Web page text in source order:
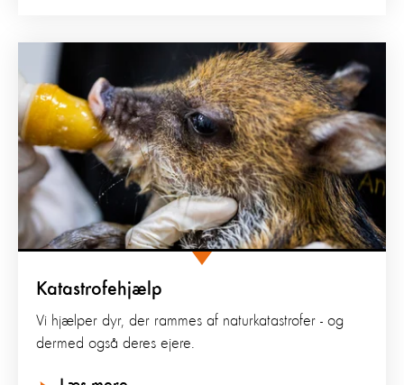
Katastrofehjælp
Vi hjælper dyr, der rammes af naturkatastrofer - og
dermed også deres ejere.